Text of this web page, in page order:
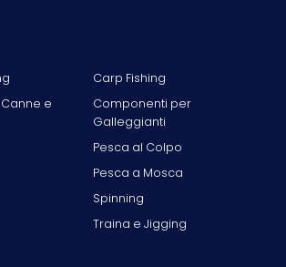
Carp Fishing
e
Componenti per
Galleggianti
Pesca al Colpo
Pesca a Mosca
Spinning
Traina e Jigging